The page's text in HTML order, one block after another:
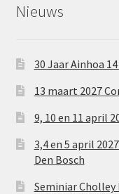
Nieuws
30 Jaar Ainhoa
13 maart 2027
9, 10 en 11 april
3,4 en 5 april
Den Bosch
Seminiar Cholley